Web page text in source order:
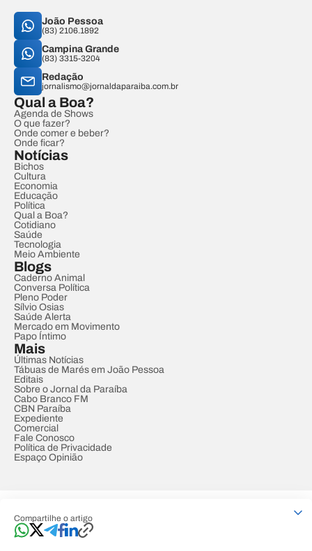
Compartilhe o artigo
João Pessoa
(83) 2106.1892
Campina Grande
(83) 3315-3204
Redação
jornalismo@jornaldaparaiba.com.br
Qual a Boa?
Agenda de Shows
O que fazer?
Onde comer e beber?
Onde ficar?
Notícias
Bichos
Cultura
Economia
Educação
Política
Qual a Boa?
Cotidiano
Saúde
Tecnologia
Meio Ambiente
Blogs
Caderno Animal
Conversa Política
Pleno Poder
Sílvio Osias
Saúde Alerta
Mercado em Movimento
Papo Íntimo
Mais
Últimas Notícias
Tábuas de Marés em João Pessoa
Editais
Sobre o Jornal da Paraíba
Cabo Branco FM
CBN Paraíba
Expediente
Comercial
Fale Conosco
Política de Privacidade
Espaço Opinião
Developed by Designed by